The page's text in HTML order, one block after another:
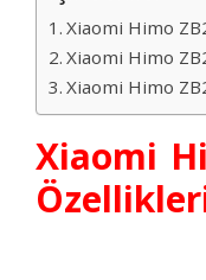
Xiaomi Himo
Xiaomi Himo
Xiaomi Himo
Xiaomi